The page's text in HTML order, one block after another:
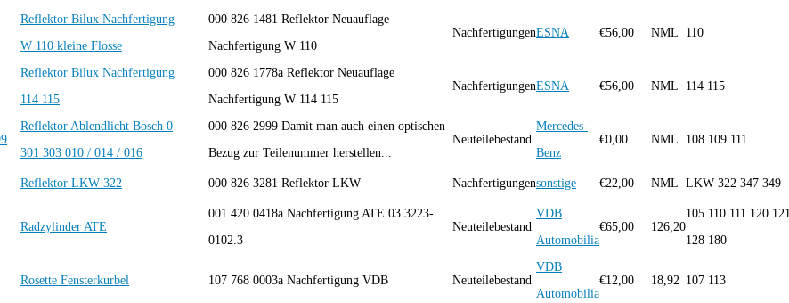
Reflektor Bilux Nachfertigung
W 110 kleine Flosse
000 826 1481 Reflektor Neuauflage
Nachfertigung W 110
NachfertigungenESNA €56,00 NML 110
Reflektor Bilux Nachfertigung
114 115
000 826 1778a Reflektor Neuauflage
Nachfertigung W 114 115
NachfertigungenESNA €56,00 NML 114 115
Reflektor Ablendlicht Bosch 0
301 303 010 / 014 / 016
000 826 2999 Damit man auch einen optischen
Bezug zur Teilenummer herstellen...
Neuteilebestand
Mercedes-
Benz
€0,00 NML 108 109 111
Reflektor LKW 322 000 826 3281 Reflektor LKW Nachfertigungensonstige €22,00 NML LKW 322 347 349
Radzylinder ATE
001 420 0418a Nachfertigung ATE 03.3223-
0102.3
Neuteilebestand
VDB
Automobilia
€65,00 126,20
105 110 111 120
128 180
Rosette Fensterkurbel 107 768 0003a Nachfertigung VDB Neuteilebestand
VDB
Automobilia
€12,00 18,92 107 113